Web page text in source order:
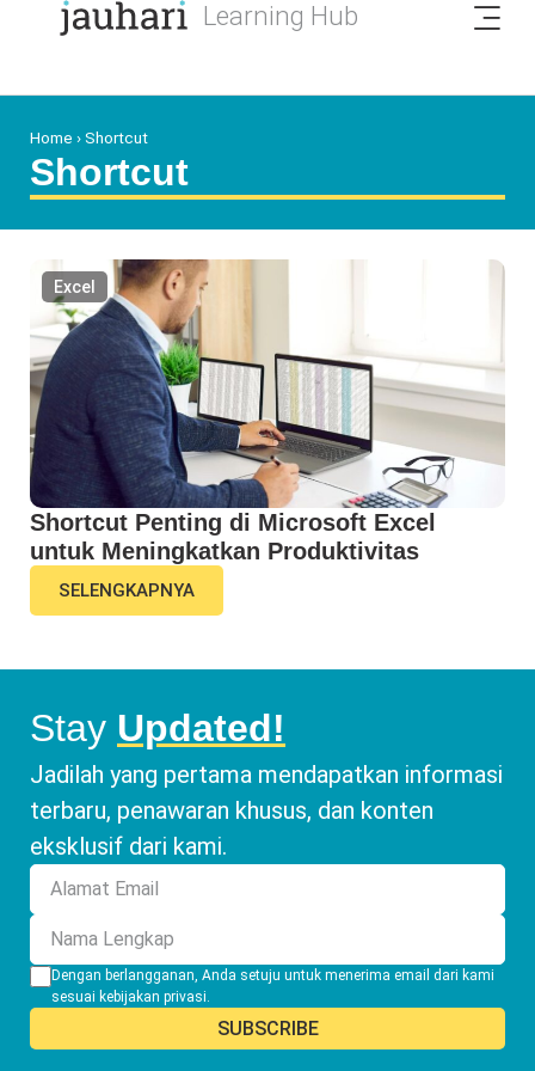
Home ›Shortcut
Shortcut
Excel
Shortcut Penting di Microsoft Excel
untuk Meningkatkan Produktivitas
SELENGKAPNYA
Stay Updated!
Jadilah yang pertama mendapatkan informasi
terbaru, penawaran khusus, dan konten
eksklusif dari kami.
Dengan berlangganan, Anda setuju untuk menerima email dari kami
sesuai kebijakan privasi.